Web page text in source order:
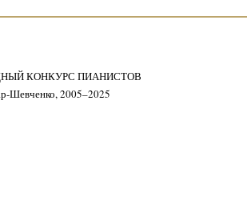
КОНКУРС ПИАНИСТОВ
Шевченко, 2005–2025